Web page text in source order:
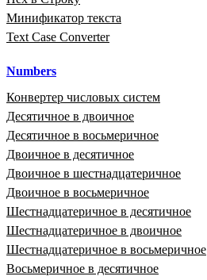
Минификатор текста
Text Case Converter
Numbers
Конвертер числовых систем
Десятичное в двоичное
Десятичное в восьмеричное
Двоичное в десятичное
Двоичное в шестнадцатеричное
Двоичное в восьмеричное
Шестнадцатеричное в десятичное
Шестнадцатеричное в двоичное
Шестнадцатеричное в восьмеричное
Восьмеричное в десятичное